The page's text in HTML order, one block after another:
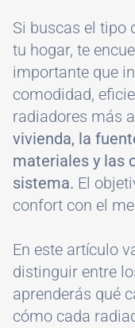
Si buscas el tipo
tu hogar, te
importante que
comodidad,
radiadores más
vivienda, la
materiales y las
sistema. El
confort con el
En este artículo
distinguir entre
aprenderás qué
cómo cada